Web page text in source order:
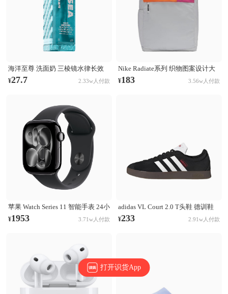
海洋至尊 洗面奶 三棱镜水律长效
控油祛痘洗面奶 清洁黑头毛孔 控
¥27.7 2.33w人付款
Nike Radiate系列 织物图案设计大
容量训练运动双肩包 白彩虹
¥183 3.56w人付款
苹果 Watch Series 11 智能手表 24小
时续航升级 Ion-X玻璃技术 双倍抗
¥1953 3.71w人付款
adidas VL Court 2.0 T头鞋 德训鞋
板鞋 百搭轻便复古防滑耐磨轻运动
¥233 2.91w人付款
打开识货App